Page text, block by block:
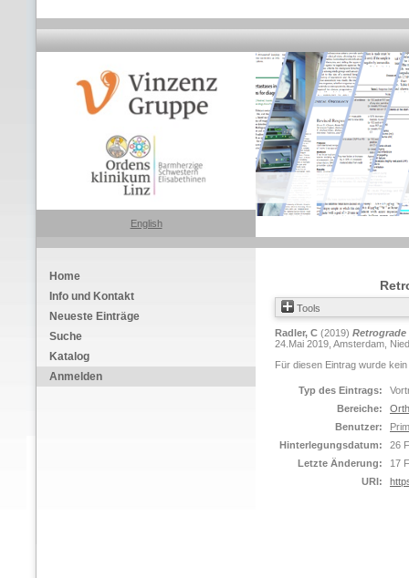
English
Home
Info und Kontakt
Neueste Einträge
Suche
Katalog
Anmelden
Tools
Radler, C (2019)
24.Mai 2019, Amsterdam,
Für diesen Eintrag wurde
Typ des Eintrags:
Bereiche:
Benutzer:
Hinterlegungsdatum:
26
Letzte Änderung:
17
URI: